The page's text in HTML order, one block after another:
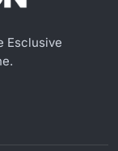
Esclusive